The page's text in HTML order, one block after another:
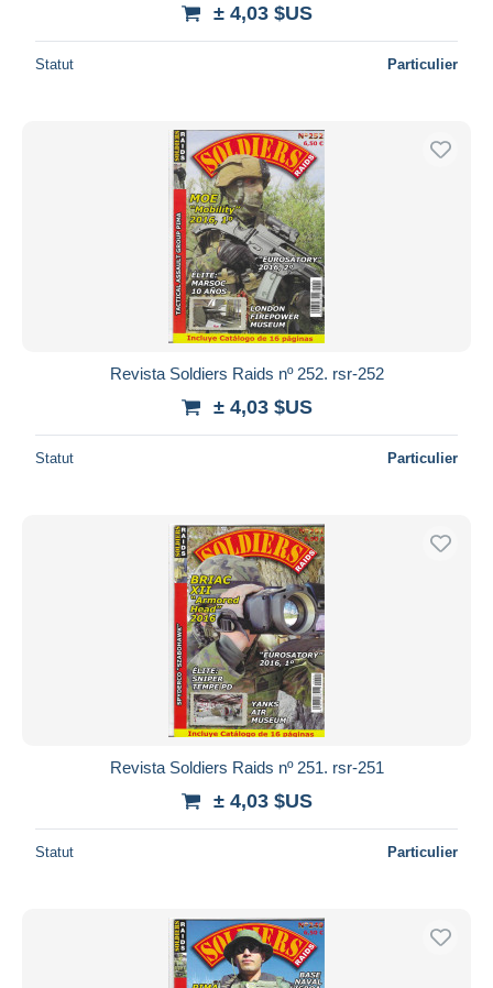
± 4,03 $US
Statut Particulier
Revista Soldiers Raids nº 252. rsr-252
± 4,03 $US
Statut Particulier
Revista Soldiers Raids nº 251. rsr-251
± 4,03 $US
Statut Particulier